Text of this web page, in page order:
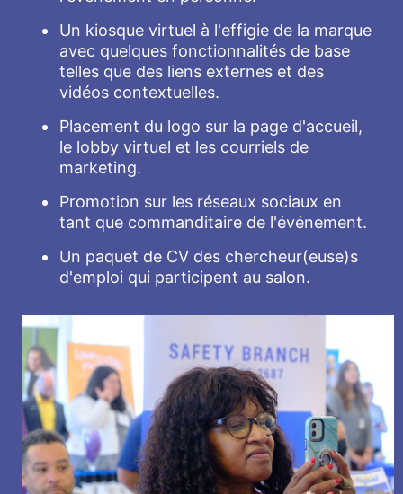
Un kiosque virtuel à l'effigie de la marque
avec quelques fonctionnalités de base
telles que des liens externes et des
vidéos contextuelles.
Placement du logo sur la page d'accueil,
le lobby virtuel et les courriels de
marketing.
Promotion sur les réseaux sociaux en
tant que commanditaire de l'événement.
Un paquet de CV des chercheur(euse)s
d'emploi qui participent au salon.